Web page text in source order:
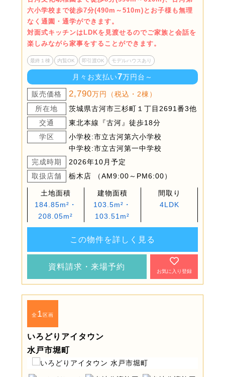
六小学校まで徒歩7分(490m～510m)とお子様も無理
なく通園・通学ができます。
対面式キッチンはLDKを見渡せるのでご家族と会話を
楽しみながら家事をすることができます。
最終１棟 内覧OK 即引渡OK モデルハウスあり
月々お支払い7万円台～
販売価格 2,790万円（税込・2棟）
所在地
茨城県古河市三杉町１丁目2691番3他
交通
東北本線『古河』徒歩18分
学区
小学校:市立古河第六小学校
中学校:市立古河第一中学校
完成時期
2026年10月予定
取扱店舗
栃木店 （AM9:00～PM6:00）
土地面積
184.85m²・
208.05m²
建物面積
103.5m²・
103.51m²
間取り
4LDK
この物件を詳しく見る
資料請求・来場予約
お気に入り登録
全1区画
いろどりアイタウン
水戸市堀町